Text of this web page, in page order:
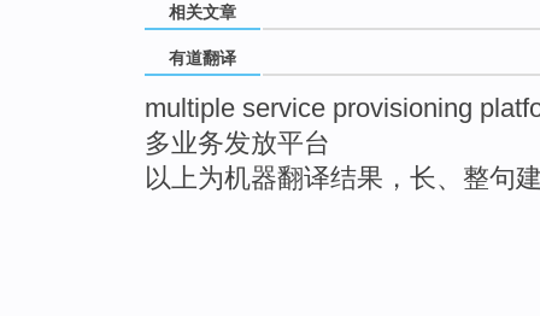
相关文章
有道翻译
multiple service provisioning
多业务发放平台
以上为机器翻译结果，长、整句